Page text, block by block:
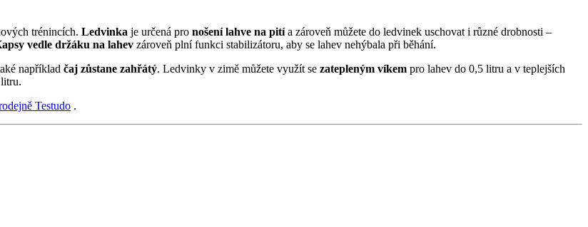
trénincích. Ledvinka je určená pro nošení lahve na pitía zároveň můžete do ledvinek uschovat i různé drobnosti –
vedle držáku na lahev zároveň plní funkci stabilizátoru, aby se lahev nehýbala při běhání.
například čaj zůstane zahřátý. Ledvinky v zimě můžete využít se zatepleným víkem pro lahev do 0,5 litru a v teplejších
Testudo .